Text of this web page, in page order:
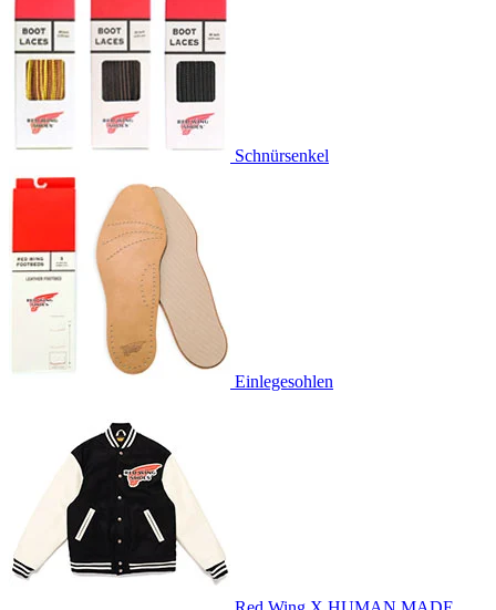
Schnürsenkel
Einlegesohlen